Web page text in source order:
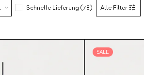
Schnelle Lieferung (78) Alle Filter
SALE